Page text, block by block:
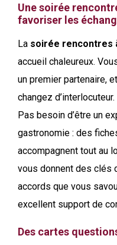
Une soirée
favoriser les
La soirée rencontres
accueil chaleureux.
un premier partenaire,
changez d’interlocuteur.
Pas besoin d’être un
gastronomie : des
accompagnent tout au
vous donnent des clés
accords que vous
excellent support de
Des cartes